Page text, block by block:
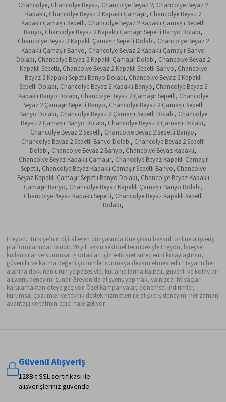
Chancolye, Chancolye Beyaz, Chancolye Beyaz 2, Chancolye Beyaz 2
Kapaklı, Chancolye Beyaz 2 Kapaklı Çamaşır, Chancolye Beyaz 2
Kapaklı Çamaşır Sepetli, Chancolye Beyaz 2 Kapaklı Çamaşır Sepetli
Banyo, Chancolye Beyaz 2 Kapaklı Çamaşır Sepetli Banyo Dolabı,
Chancolye Beyaz 2 Kapaklı Çamaşır Sepetli Dolabı, Chancolye Beyaz 2
Kapaklı Çamaşır Banyo, Chancolye Beyaz 2 Kapaklı Çamaşır Banyo
Dolabı, Chancolye Beyaz 2 Kapaklı Çamaşır Dolabı, Chancolye Beyaz 2
Kapaklı Sepetli, Chancolye Beyaz 2 Kapaklı Sepetli Banyo, Chancolye
Beyaz 2 Kapaklı Sepetli Banyo Dolabı, Chancolye Beyaz 2 Kapaklı
Sepetli Dolabı, Chancolye Beyaz 2 Kapaklı Banyo, Chancolye Beyaz 2
Kapaklı Banyo Dolabı, Chancolye Beyaz 2 Çamaşır Sepetli, Chancolye
Beyaz 2 Çamaşır Sepetli Banyo, Chancolye Beyaz 2 Çamaşır Sepetli
Banyo Dolabı, Chancolye Beyaz 2 Çamaşır Sepetli Dolabı, Chancolye
Beyaz 2 Çamaşır Banyo Dolabı, Chancolye Beyaz 2 Çamaşır Dolabı,
Chancolye Beyaz 2 Sepetli, Chancolye Beyaz 2 Sepetli Banyo,
Chancolye Beyaz 2 Sepetli Banyo Dolabı, Chancolye Beyaz 2 Sepetli
Dolabı, Chancolye Beyaz 2 Banyo, Chancolye Beyaz Kapaklı,
Chancolye Beyaz Kapaklı Çamaşır, Chancolye Beyaz Kapaklı Çamaşır
Sepetli, Chancolye Beyaz Kapaklı Çamaşır Sepetli Banyo, Chancolye
Beyaz Kapaklı Çamaşır Sepetli Banyo Dolabı, Chancolye Beyaz Kapaklı
Çamaşır Banyo, Chancolye Beyaz Kapaklı Çamaşır Banyo Dolabı,
Chancolye Beyaz Kapaklı Sepetli, Chancolye Beyaz Kapaklı Sepetli
Dolabı,
Ereyon, Türkiye’nin dijitalleşen dünyasında öne çıkan başarılı online alışveriş
platformlarından biridir. 20 yılı aşkın sektörel tecrübesiyle Ereyon, bireysel
kullanıcılar ve kurumsal iş ortakları için e-ticaret süreçlerini kolaylaştıran,
güvenilir ve katma değerli çözümler sunmaya devam etmektedir. Hayatın her
alanına dokunan ürün yelpazesiyle, kullanıcılarına kaliteli, güvenli ve kolay bir
alışveriş deneyimi sunar. Ereyon’da alışveriş yapmak, yalnızca ihtiyaçları
karşılamaktan öteye geçiyor. Özel kampanyalar, dönemsel indirimler,
kurumsal çözümler ve teknik destek hizmetleri ile alışveriş deneyimi her zaman
avantajlı ve tatmin edici hale geliyor.
Güvenli Alışveriş
128Bit SSL sertifikası ile
alışverişleriniz güvende.